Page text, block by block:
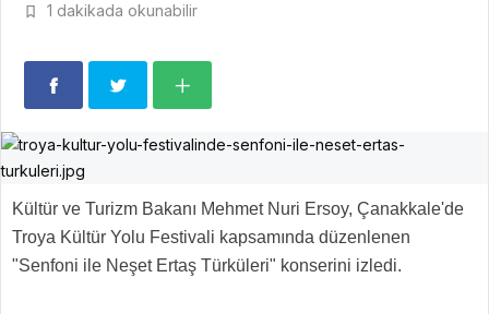
1 dakikada okunabilir
Kültür ve Turizm Bakanı Mehmet Nuri Ersoy, Çanakkale'de
Troya Kültür Yolu Festivali kapsamında düzenlenen
"Senfoni ile Neşet Ertaş Türküleri" konserini izledi.